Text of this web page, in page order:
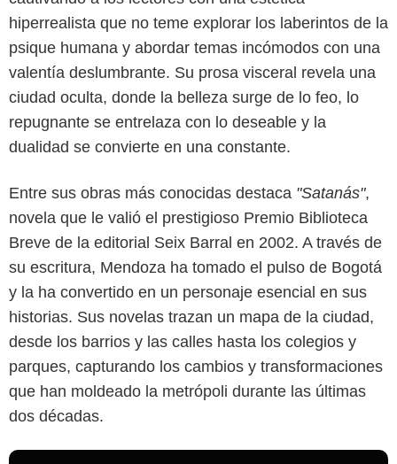
hiperrealista que no teme explorar los laberintos de la
psique humana y abordar temas incómodos con una
valentía deslumbrante. Su prosa visceral revela una
ciudad oculta, donde la belleza surge de lo feo, lo
repugnante se entrelaza con lo deseable y la
dualidad se convierte en una constante.
Entre sus obras más conocidas destaca "Satanás",
novela que le valió el prestigioso Premio Biblioteca
Breve de la editorial Seix Barral en 2002. A través de
su escritura, Mendoza ha tomado el pulso de Bogotá
y la ha convertido en un personaje esencial en sus
historias. Sus novelas trazan un mapa de la ciudad,
desde los barrios y las calles hasta los colegios y
parques, capturando los cambios y transformaciones
que han moldeado la metrópoli durante las últimas
dos décadas.